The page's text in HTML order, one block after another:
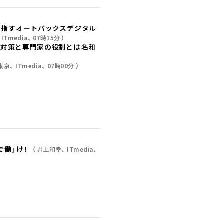
す――オートバックスデジタル
ITmedia
07時15分
と専門家の役割とは――名和
京 ITmedia 07時00分
」け！ 井上和幸
ITmedia